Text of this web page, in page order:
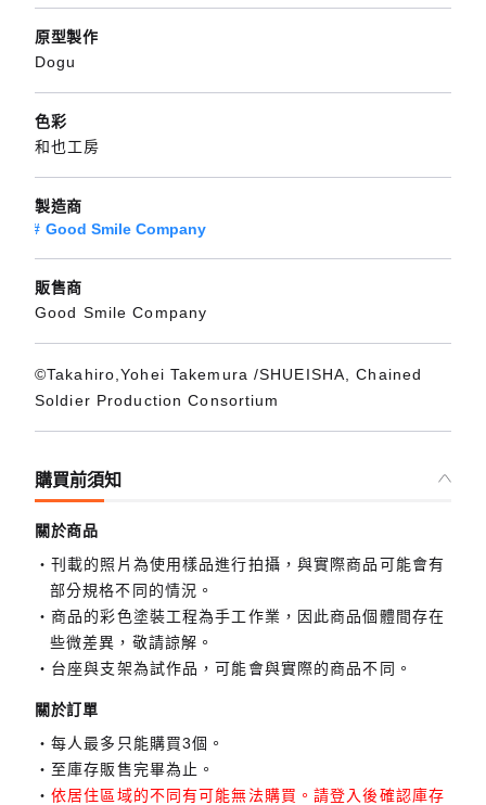
原型製作
Dogu
色彩
和也工房
製造商
Good Smile Company
販售商
Good Smile Company
©Takahiro,Yohei Takemura /SHUEISHA, Chained
Soldier Production Consortium
購買前須知
關於商品
刊載的照片為使用樣品進行拍攝，與實際商品可能會有
部分規格不同的情況。
商品的彩色塗裝工程為手工作業，因此商品個體間存在
些微差異，敬請諒解。
台座與支架為試作品，可能會與實際的商品不同。
關於訂單
每人最多只能購買3個。
至庫存販售完畢為止。
依居住區域的不同有可能無法購買。請登入後確認庫存